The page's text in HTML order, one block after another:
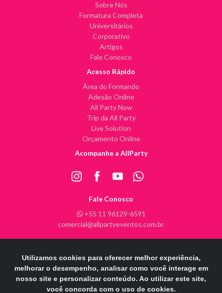
Utilizamos cookies para oferecer melhor experiência,
melhorar o desempenho, analisar como você interage em
nosso site e personalizar conteúdo. Ao utilizar este site,
você concorda com o uso de cookies.
Sobre Nós
Formatura Completa
Universitários
Corporativo
Artigos
Fale Conosco
Acesso Rápido
Área do Formando
Adesão Online
All Party Now
Trip da All Party
Live Solution
Orçamento Online
Acompanhe a AllParty
Fale Conosco
+55 11 96129-6591
comercial@allpartyeventos.com.br
All Party Eventos @ 2026 - Todos os direitos reservados
POWEREDBYINFINITY ARTS